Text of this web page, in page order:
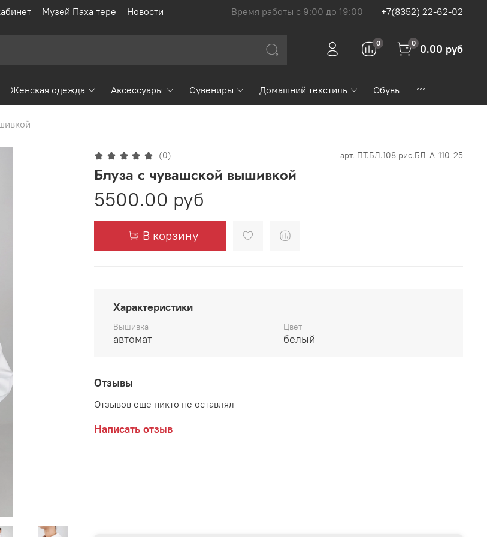
Музей Паха тере Новости Время работы с 9:00 до 19:00 +7(8352) 22-62-02
0 0 0.00 руб
Женская одежда Аксессуары Сувениры Домашний текстиль Обувь
(0) арт. ПТ.БЛ.108 рис.БЛ-А-110-25
Блуза с чувашской вышивкой
5500.00 руб
В корзину
Характеристики
Вышивка
автомат
Цвет
белый
Отзывы
Отзывов еще никто не оставлял
Написать отзыв